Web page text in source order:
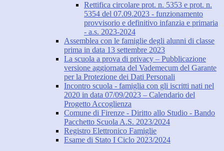
Rettifica circolare prot. n. 5353 e prot. n.
5354 del 07.09.2023 - funzionamento
provvisorio e definitivo infanzia e primaria
- a.s. 2023-2024
Assemblea con le famiglie degli alunni di classe
prima in data 13 settembre 2023
La scuola a prova di privacy – Pubblicazione
versione aggiornata del Vademecum del Garante
per la Protezione dei Dati Personali
Incontro scuola - famiglia con gli iscritti nati nel
2020 in data 07/09/2023 – Calendario del
Progetto Accoglienza
Comune di Firenze - Diritto allo Studio - Bando
Pacchetto Scuola A.S. 2023/2024
Registro Elettronico Famiglie
Esame di Stato I Ciclo 2023/2024